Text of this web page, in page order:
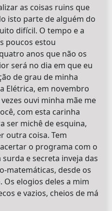
as coisas ruins que
isto parte de alguém do
difícil. O tempo e a
poucos estou
anos que não os
será no dia em que eu
de grau de minha
Elétrica, em novembro
ouvi minha mãe me
com esta carinha
ser michê de esquina,
outra coisa. Tem
o programa com o
e secreta inveja das
matemáticas, desde os
Os elogios deles a mim
e vazios, cheios de má